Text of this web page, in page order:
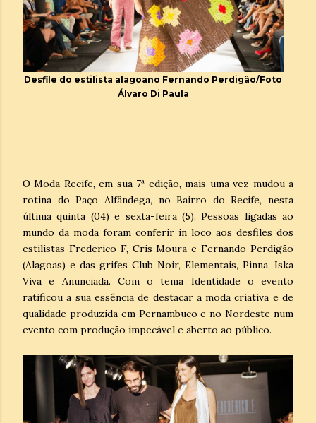
Desfile do estilista alagoano Fernando Perdigão/Foto
Álvaro Di Paula
O Moda Recife, em sua 7ª edição, mais uma vez mudou a
rotina do Paço Alfândega, no Bairro do Recife, nesta
última quinta (04) e sexta-feira (5). Pessoas ligadas ao
mundo da moda foram conferir in loco aos desfiles dos
estilistas Frederico F, Cris Moura e Fernando Perdigão
(Alagoas) e das grifes Club Noir, Elementais, Pinna, Iska
Viva e Anunciada. Com o tema Identidade o evento
ratificou a sua essência de destacar a moda criativa e de
qualidade produzida em Pernambuco e no Nordeste num
evento com produção impecável e aberto ao público.